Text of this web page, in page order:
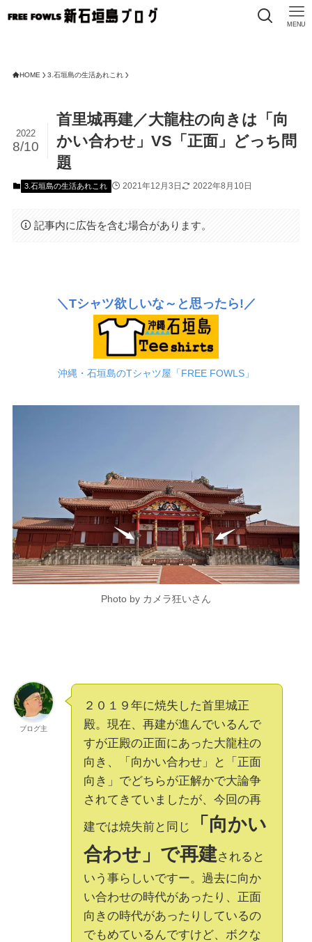
MENU
HOME 3.石垣島の生活あれこれ
首里城再建／大龍柱の向きは「向
かい合わせ」VS「正面」どっち問
題
2022
8/10
3.石垣島の生活あれこれ 2021年12月3日 2022年8月10日
記事内に広告を含む場合があります。
＼Tシャツ欲しいな～と思ったら!／
沖縄・石垣島のTシャツ屋「FREE FOWLS」
Photo by カメラ狂いさん
ブログ主
２０１９年に焼失した首里城正
殿。現在、再建が進んでいるんで
すが正殿の正面にあった大龍柱の
向き、「向かい合わせ」と「正面
向き」でどちらが正解かで大論争
されてきていましたが、今回の再
建では焼失前と同じ
「向かい
合わせ」で再建されると
いう事らしいですー。過去に向か
い合わせの時代があったり、正面
向きの時代があったりしているの
でもめているんですけど、ボクな